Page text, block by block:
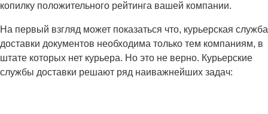
копилку положительного рейтинга вашей компании.
На первый взгляд может показаться что, курьерская служба
доставки документов необходима только тем компаниям, в
штате которых нет курьера. Но это не верно. Курьерские
службы доставки решают ряд наиважнейших задач: